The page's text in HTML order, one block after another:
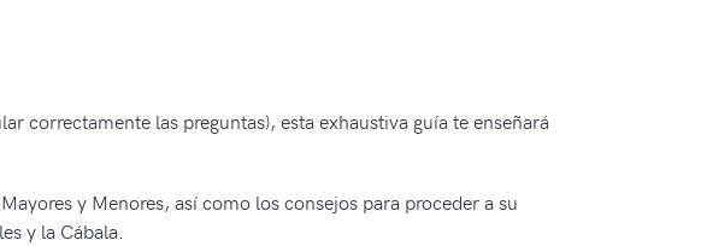
correctamente las preguntas), esta exhaustiva guía te enseñará
y Menores, así como los consejos para proceder a su
y la Cábala.